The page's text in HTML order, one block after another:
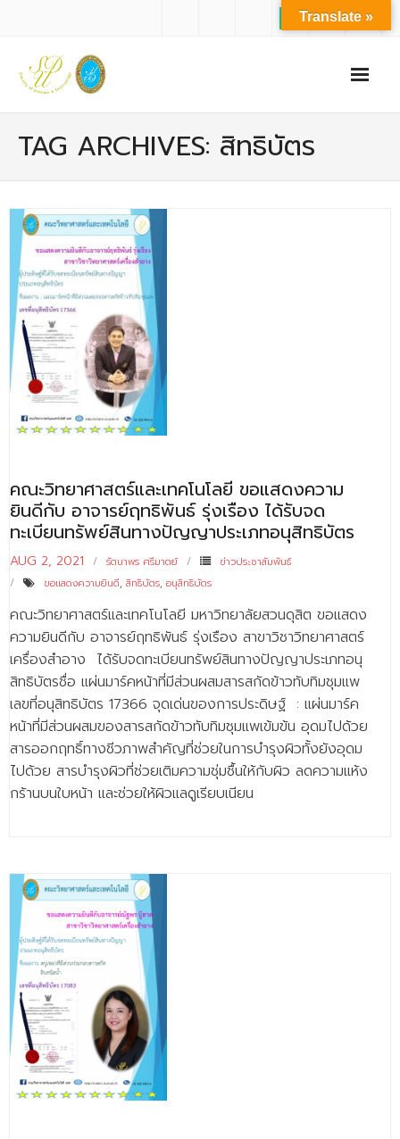
- ปรัชญา วิสัยทัศน์ พันธกิจ ของคณะ
- ประวัติความเป็นมาของคณะ
- บุคลากร
- - สำนักงานคณะวิทยาศาสตร์และเทคโนโลยี
- - บุคลากรวิชาการ
- - บุคลากรสนับสนุน
- วิทยาศาสตรบัณฑิต
- - วิทยาการคอมพิวเตอร์
- - วิทยาศาสตร์เครื่องสำอาง
- - อาชีวอนามัยและความปลอดภัย
- - อนามัยสิ่งแวดล้อมและสาธารณภัย
- - วิทยาศาสตร์การแพทย์
- - ความมั่นคงปลอดภัยไซเบอร์
- - อุตสาหกรรมชีวภาพเพื่อธุรกิจ
- ศึกษาศาสตรบัณฑิต
- - เทคโนโลยีสารสนเทศ
ศูนย์บริการ
- ศูนย์เครื่องมือปฏิบัติการวิทยาศาสตร์
- ศูนย์สิ่งแวดล้อม
- ศูนย์ปัญญาประดิษฐ์เพื่อการศึกษา
สหกิจศึกษา
ข่าว
TAG ARCHIVES: สิทธิบัตร
คณะวิทยาศาสตร์และเทคโนโลยี ขอแสดงความ
ยินดีกับ อาจารย์ฤทธิพันธ์ รุ่งเรือง ได้รับจด
ทะเบียนทรัพย์สินทางปัญญาประเภทอนุสิทธิบัตร
AUG 2, 2021 รัตนาพร ศรีมาตย์
ข่าวประชาสัมพันธ์
ขอแสดงความยินดี, สิทธิบัตร, อนุสิทธิบัตร
คณะวิทยาศาสตร์และเทคโนโลยี มหาวิทยาลัยสวนดุสิต ขอแสดง
ความยินดีกับ อาจารย์ฤทธิพันธ์ รุ่งเรือง สาขาวิชาวิทยาศาสตร์
เครื่องสำอาง ได้รับจดทะเบียนทรัพย์สินทางปัญญาประเภทอนุ
สิทธิบัตรชื่อ แผ่นมาร์คหน้าที่มีส่วนผสมสารสกัดข้าวทับทิมชุมแพ
เลขที่อนุสิทธิบัตร 17366 จุดเด่นของการประดิษฐ์ : แผ่นมาร์ค
หน้าที่มีส่วนผสมของสารสกัดข้าวทับทิมชุมแพเข้มข้น อุดมไปด้วย
สารออกฤทธิ์ทางชีวภาพสำคัญที่ช่วยในการบำรุงผิวทั้งยังอุดม
ไปด้วย สารบำรุงผิวที่ช่วยเติมความชุ่มชื้นให้กับผิว ลดความแห้ง
กร้านบนใบหน้า และช่วยให้ผิวแลดูเรียบเนียน
Translate »